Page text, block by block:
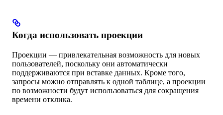
Когда использовать проекции
Проекции — привлекательная возможность для новых
пользователей, поскольку они автоматически
поддерживаются при вставке данных. Кроме того,
запросы можно отправлять к одной таблице, а проекции
по возможности будут использоваться для сокращения
времени отклика.